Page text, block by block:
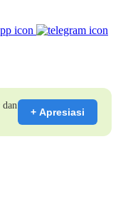
+ Apresiasi